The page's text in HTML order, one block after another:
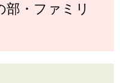
部・ファミリ